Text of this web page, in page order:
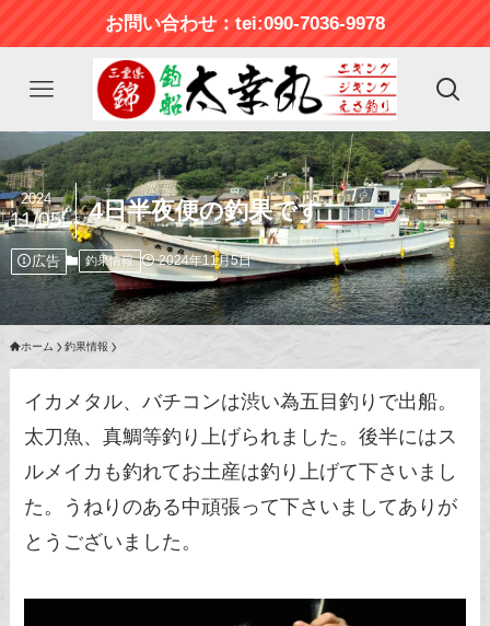
お問い合わせ：tei:090-7036-9978
4日半夜便の釣果です
2024
11/05
広告 釣果情報 2024年11月5日
ホーム 釣果情報
イカメタル、バチコンは渋い為五目釣りで出船。
太刀魚、真鯛等釣り上げられました。後半にはス
ルメイカも釣れてお土産は釣り上げて下さいまし
た。うねりのある中頑張って下さいましてありが
とうございました。